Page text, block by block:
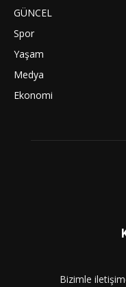
GÜNCEL
Spor
Yaşam
Medya
Ekonomi
Bizimle